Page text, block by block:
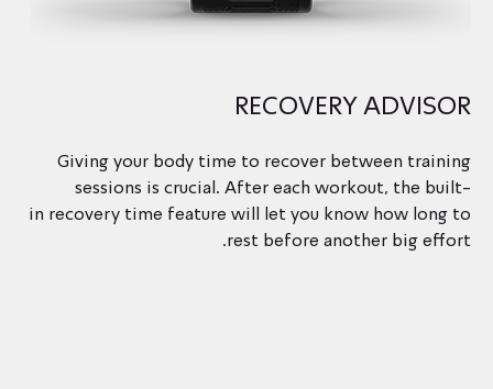
RECOVERY ADVISOR
Giving your body time to recover between training
sessions is crucial. After each workout, the built-
in recovery time feature will let you know how long to
rest before another big effort.